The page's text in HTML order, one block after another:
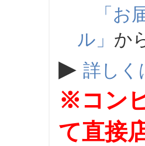
「お
ル」 か
▶ 詳しく
※コン
て直接